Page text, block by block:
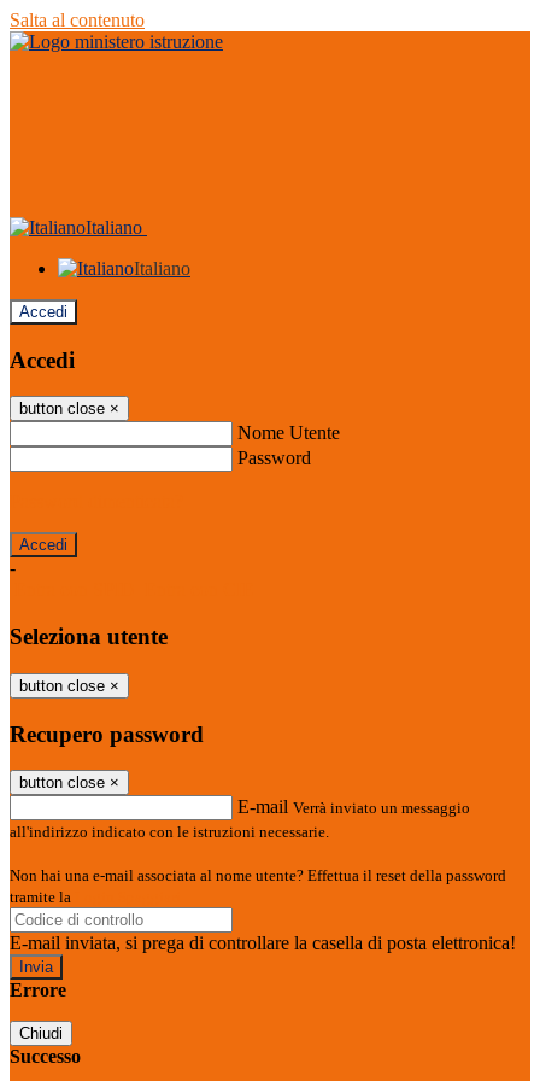
Salta al contenuto
Italiano
Italiano
Accedi
Accedi
button close ×
Nome Utente
Password
-
Seleziona utente
button close ×
Recupero password
button close ×
E-mail Verrà inviato un messaggio
all'indirizzo indicato con le istruzioni necessarie.
Non hai una e-mail associata al nome utente? Effettua il reset della password
tramite la
E-mail inviata, si prega di controllare la casella di posta elettronica!
Errore
Chiudi
Successo